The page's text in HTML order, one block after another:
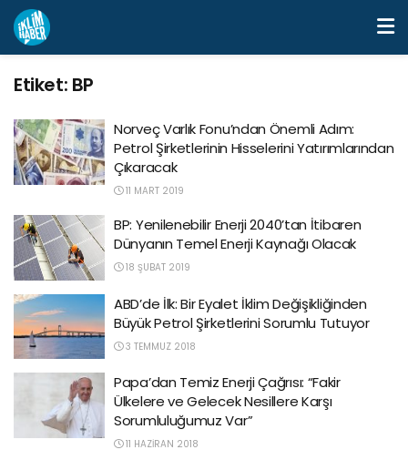
Etiket: BP
Norveç Varlık Fonu’ndan Önemli Adım:
Petrol Şirketlerinin Hisselerini Yatırımlarından
Çıkaracak
11 MART 2019
BP: Yenilenebilir Enerji 2040’tan İtibaren
Dünyanın Temel Enerji Kaynağı Olacak
18 ŞUBAT 2019
ABD’de İlk: Bir Eyalet İklim Değişikliğinden
Büyük Petrol Şirketlerini Sorumlu Tutuyor
3 TEMMUZ 2018
Papa’dan Temiz Enerji Çağrısı: “Fakir
Ülkelere ve Gelecek Nesillere Karşı
Sorumluluğumuz Var”
11 HAZIRAN 2018